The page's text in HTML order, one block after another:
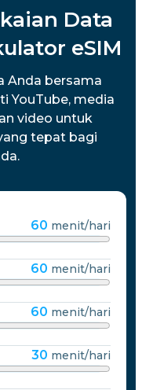
Data
eSIM
Anda bersama
YouTube, media
video untuk
tepat bagi
60 menit/hari
60 menit/hari
60 menit/hari
30 menit/hari